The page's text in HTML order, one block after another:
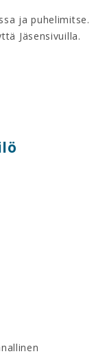
ja puhelimitse.
Jäsensivuilla.